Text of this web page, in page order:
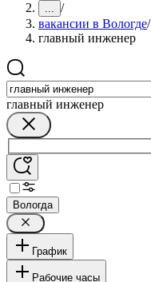
... /
вакансии в Вологде/
главный инженер
главный инженер
Вологда
График
Рабочие часы